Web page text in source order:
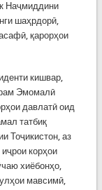
Наҷмиддини
шаҳрдорӣ,
қарорҳои
кишвар,
Эмомалӣ
давлатӣ оид
татбиқ
Тоҷикистон, аз
корҳои
хиёбонҳо,
мавсимӣ,